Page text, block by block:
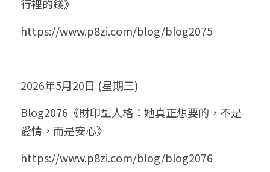
行裡的錢》
https://www.p8zi.com/blog/blog2075
2026年5月20日 (星期三)
Blog2076《財印型人格：她真正想要的，不是
愛情，而是安心》
https://www.p8zi.com/blog/blog2076